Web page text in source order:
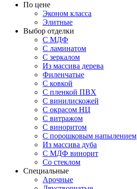
По цене
Эконом класса
Элитные
Выбор отделки
С МДФ
С ламинатом
С зеркалом
Из массива дерева
Филенчатые
С ковкой
С пленкой ПВХ
С винилискожей
С окрасом НЦ
С витражом
С виноритом
С порошковым напылением
Из массива дуба
С МДФ винорит
Со стеклом
Специальные
Арочные